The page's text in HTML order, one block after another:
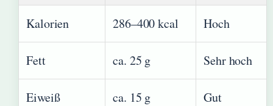
Kalorien 286–400 kcal Hoch
Fett ca. 25 g Sehr hoch
Eiweiß ca. 15 g Gut